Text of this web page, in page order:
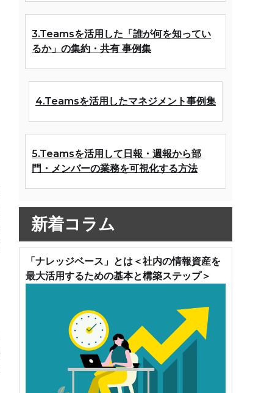
3.Teamsを活用した「誰が何を知ってい
るか」の集約・共有 事例集
4.Teamsを活用したマネジメント事例集
5.Teamsを活用して日報・週報から部
門・メンバーの業務を可視化する方法
新着コラム
「ナレッジベース」とは＜社内の情報資産を
最大活用するための基本と構築ステップ＞